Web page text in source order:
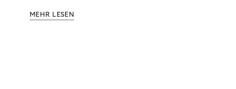
MEHR LESEN